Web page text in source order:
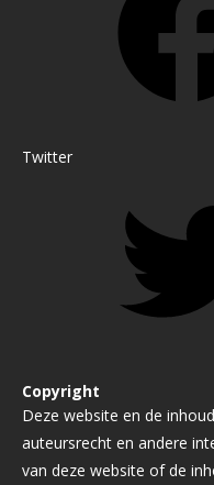
Twitter
Copyright
Deze website en de
auteursrecht en andere
van deze website of de